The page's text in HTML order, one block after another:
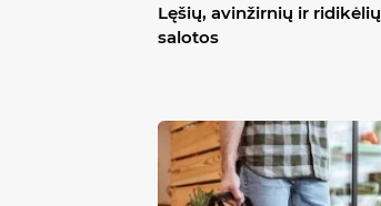
Lęšių, avinžirnių ir ridikėlių
salotos